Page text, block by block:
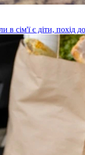
в сім'ї є діти,